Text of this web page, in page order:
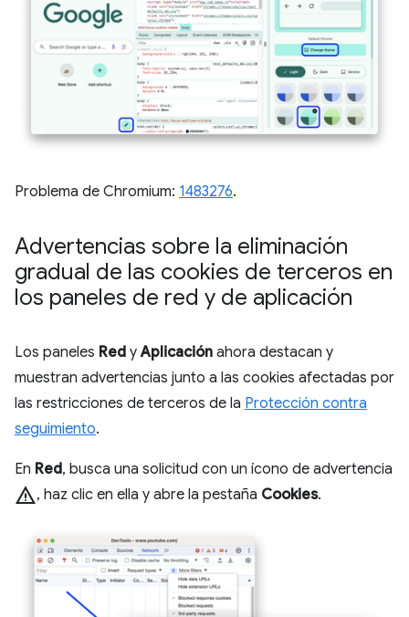
Problema de Chromium: 1483276.
Advertencias sobre la eliminación
gradual de las cookies de terceros en
los paneles de red y de aplicación
Los paneles Red yAplicación ahora destacan y
muestran advertencias junto a las cookies afectadas por
las restricciones de terceros de la Protección contra
seguimiento.
En Red, busca una solicitud con un ícono de advertencia
warning, haz clic en ella y abre la pestaña Cookies.